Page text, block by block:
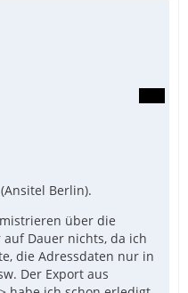
Berlin).
über die
Dauer nichts, da ich
die Adressdaten nur in
Der Export aus